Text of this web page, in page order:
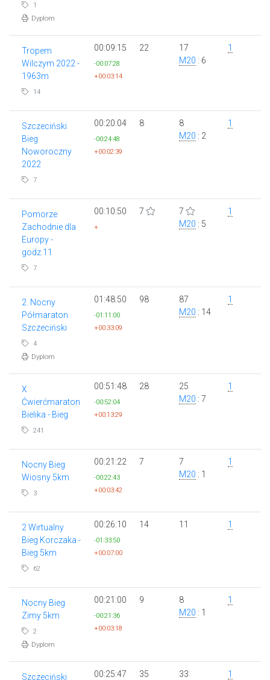
1
Dyplom
Tropem
Wilczym 2022 -
1963m
14
00:09:15
-00:07:28
+00:03:14
22
17
M20 : 6
1
Szczeciński
Bieg
Noworoczny
2022
7
00:20:04
-00:24:48
+00:02:39
8
8
M20 : 2
1
Pomorze
Zachodnie dla
Europy -
godz.11
7
00:10:50
+
7
7
M20 : 5
1
2. Nocny
Półmaraton
Szczeciński
4
Dyplom
01:48:50
-01:11:00
+00:33:09
98
87
M20 : 14
1
X
Ćwierćmaraton
Bielika - Bieg
241
00:51:48
-00:52:04
+00:13:29
28
25
M20 : 7
1
Nocny Bieg
Wiosny 5km
3
00:21:22
-00:22:43
+00:03:42
7
7
M20 : 1
1
2 Wirtualny
Bieg Korczaka -
Bieg 5km
62
00:26:10
-01:33:50
+00:07:00
14 11 1
Nocny Bieg
Zimy 5km
2
Dyplom
00:21:00
-00:21:36
+00:03:18
9
8
M20 : 1
1
Szczeciński
00:25:47 35 33 1